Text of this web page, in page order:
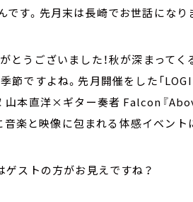
す。先月末は長崎でお世話になり
とうございました！秋が深まって
節ですよね。先月開催をした「
本直洋×ギター奏者 Falcon『
楽と映像に包まれる体感イベント
ゲストの方がお見えですね？